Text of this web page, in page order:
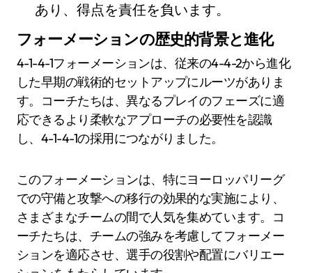
あり、得点を責任を負います。
フォーメーションの歴史的背景と進化
4-1-4-1フォーメーションは、従来の4-4-2から進化
した早期の戦術的セットアップにルーツがありま
す。コーチたちは、異なるプレイのフェーズに適
応できるより柔軟なアプローチの必要性を認識
し、4-1-4-1の採用につながりました。
このフォーメーションは、特にヨーロッパリーグ
での守備と攻撃への移行の効果的な実施により、
さまざまなチームの間で人気を集めています。コ
ーチたちは、チームの強みを考慮してフォーメー
ションを適応させ、選手の役割や配置にバリエー